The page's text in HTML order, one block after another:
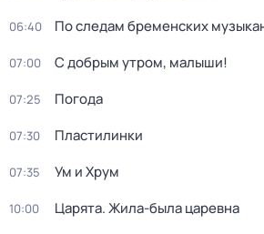
06:40 По следам бременских
07:00 С добрым утром, малыши!
07:25 Погода
07:30 Пластилинки
07:35 Ум и Хрум
10:00 Царята. Жила-была царевна